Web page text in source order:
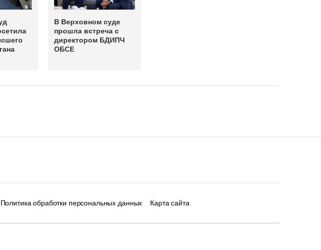
В Верховном суде
прошла встреча с
директором БДИПЧ
ОБСЕ
Политика обработки персональных данных Карта сайта